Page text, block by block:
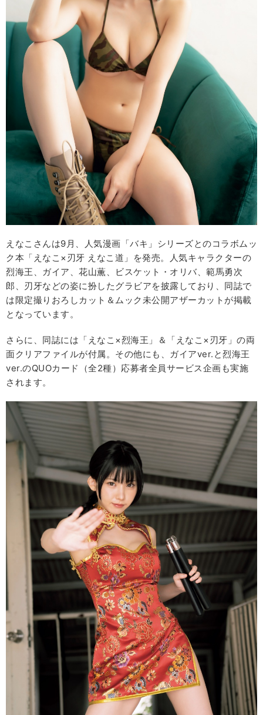
えなこさんは9月、人気漫画「バキ」シリーズとのコラボムッ
ク本「えなこ×刃牙 えなこ道」を発売。人気キャラクターの
烈海王、ガイア、花山薫、ビスケット・オリバ、範馬勇次
郎、刃牙などの姿に扮したグラビアを披露しており、同誌で
は限定撮りおろしカット＆ムック未公開アザーカットが掲載
となっています。
さらに、同誌には「えなこ×烈海王」＆「えなこ×刃牙」の両
面クリアファイルが付属。その他にも、ガイアver.と烈海王
ver.のQUOカード（全2種）応募者全員サービス企画も実施
されます。